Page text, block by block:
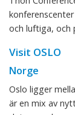
och luftiga, och
Visit OSLO
Norge
Oslo ligger
är en mix av